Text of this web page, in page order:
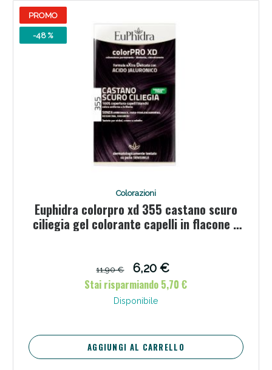
PROMO
-48 %
Colorazioni
Euphidra colorpro xd 355 castano scuro
ciliegia gel colorante capelli in flacone +
11,90 €
6,20 €
Stai risparmiando 5,70 €
Disponibile
AGGIUNGI AL CARRELLO